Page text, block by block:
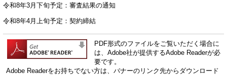
令和8年3月下旬予定：審査結果の通知
令和8年4月上旬予定：契約締結
PDF形式のファイルをご覧いただく場合に
は、Adobe社が提供するAdobe Readerが必
要です。
Adobe Readerをお持ちでない方は、バナーのリンク先からダウンロード